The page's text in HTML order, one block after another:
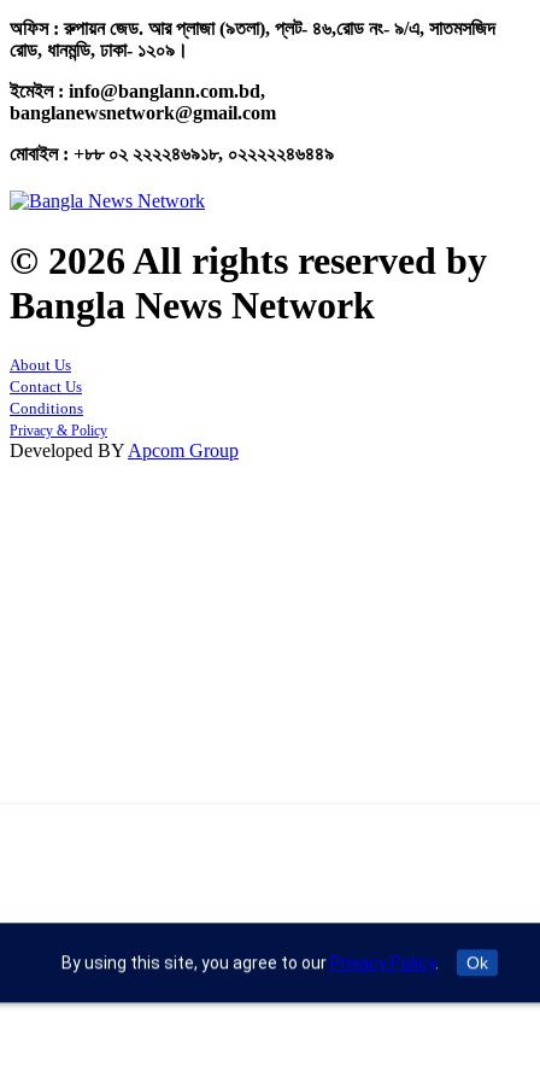
অফিস : রুপায়ন জেড. আর প্লাজা (৯তলা), প্লট- ৪৬,রোড নং- ৯/এ, সাতমসজিদ
রোড, ধানমন্ডি, ঢাকা- ১২০৯।
ইমেইল : info@banglann.com.bd,
banglanewsnetwork@gmail.com
মোবাইল : +৮৮ ০২ ২২২২৪৬৯১৮, ০২২২২২৪৬৪৪৯
© 2026 All rights reserved by
Bangla News Network
About Us
Contact Us
Conditions
Privacy & Policy
Developed BY Apcom Group
By using this site, you agree to our Privacy Policy. Ok